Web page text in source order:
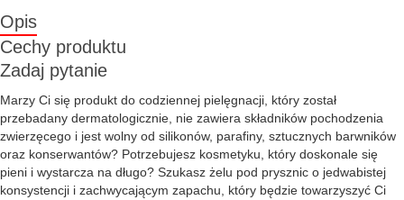
Opis
Cechy produktu
Zadaj pytanie
Marzy Ci się produkt do codziennej pielęgnacji, który został
przebadany dermatologicznie, nie zawiera składników pochodzenia
zwierzęcego i jest wolny od silikonów, parafiny, sztucznych barwników
oraz konserwantów? Potrzebujesz kosmetyku, który doskonale się
pieni i wystarcza na długo? Szukasz żelu pod prysznic o jedwabistej
konsystencji i zachwycającym zapachu, który będzie towarzyszyć Ci